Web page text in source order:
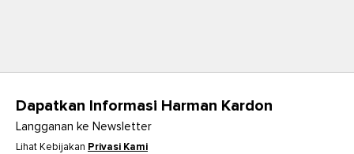
Dapatkan Informasi Harman Kardon
Langganan ke Newsletter
Lihat Kebijakan Privasi Kami